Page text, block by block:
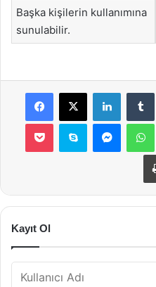
Başka kişilerin kullanımına
sunulabilir.
Facebook
X LinkedIn
Pocket Skype
Kayıt Ol